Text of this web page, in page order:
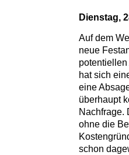
Dienstag,
Auf dem
neue
hat sich
eine
überhaupt
Nachfrage.
ohne die
schon